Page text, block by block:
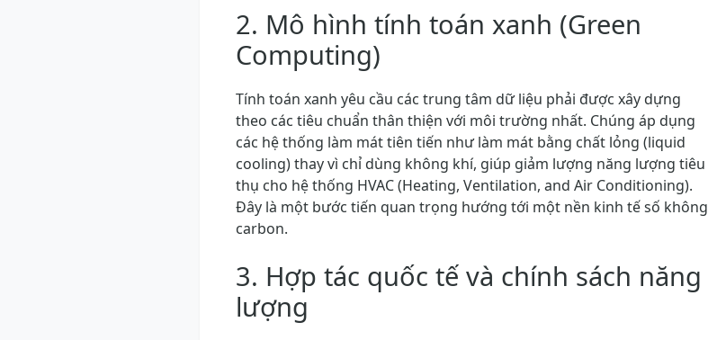
2. Mô hình tính toán xanh (Green
Computing)
Tính toán xanh yêu cầu các trung tâm dữ liệu phải được xây dựng
theo các tiêu chuẩn thân thiện với môi trường nhất. Chúng áp dụng
các hệ thống làm mát tiên tiến như làm mát bằng chất lỏng (liquid
cooling) thay vì chỉ dùng không khí, giúp giảm lượng năng lượng tiêu
thụ cho hệ thống HVAC (Heating, Ventilation, and Air Conditioning).
Đây là một bước tiến quan trọng hướng tới một nền kinh tế số không
carbon.
3. Hợp tác quốc tế và chính sách năng
lượng